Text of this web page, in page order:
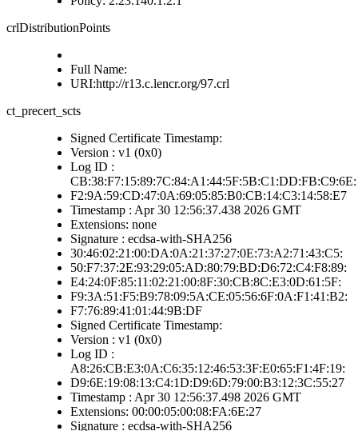
crlDistributionPoints
Full Name:
URI:http://r13.c.lencr.org/97.crl
ct_precert_scts
Signed Certificate Timestamp:
Version : v1 (0x0)
Log ID :
CB:38:F7:15:89:7C:84:A1:44:5F:5B:C1:DD:FB:C9:6E:
F2:9A:59:CD:47:0A:69:05:85:B0:CB:14:C3:14:58:E7
Timestamp : Apr 30 12:56:37.438 2026 GMT
Extensions: none
Signature : ecdsa-with-SHA256
30:46:02:21:00:DA:0A:21:37:27:0E:73:A2:71:43:C5:
50:F7:37:2E:93:29:05:AD:80:79:BD:D6:72:C4:F8:89:
E4:24:0F:85:11:02:21:00:8F:30:CB:8C:E3:0D:61:5F:
F9:3A:51:F5:B9:78:09:5A:CE:05:56:6F:0A:F1:41:B2:
F7:76:89:41:01:44:9B:DF
Signed Certificate Timestamp:
Version : v1 (0x0)
Log ID :
A8:26:CB:E3:0A:C6:35:12:46:53:3F:E0:65:F1:4F:19:
D9:6E:19:08:13:C4:1D:D9:6D:79:00:B3:12:3C:55:27
Timestamp : Apr 30 12:56:37.498 2026 GMT
Extensions: 00:00:05:00:08:FA:6E:27
Signature : ecdsa-with-SHA256